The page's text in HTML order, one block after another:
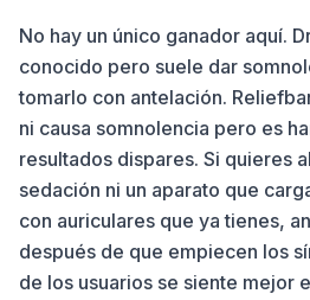
No hay un único ganador aquí.
conocido pero suele dar
tomarlo con antelación.
ni causa somnolencia pero es
resultados dispares. Si quieres
sedación ni un aparato que
con auriculares que ya tienes,
después de que empiecen los
de los usuarios se siente mejor